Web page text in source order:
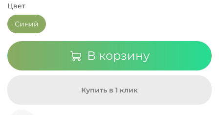
В корзину
Купить в 1 клик
Цвет
Синий